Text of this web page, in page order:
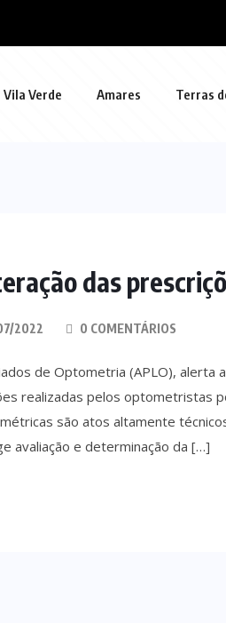
Vila Verde Amares Terras
das
2022 0 COMENTÁRIOS
de Optometria (APLO), alerta
realizadas pelos optometristas
são atos altamente
avaliação e determinação da […]